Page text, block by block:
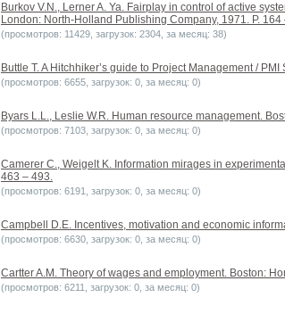
Burkov V.N., Lerner A. Ya. Fairplay in control of active
London: North-Holland Publishing Company, 1971. P. 164
(просмотров: 11429, загрузок: 2304, за месяц: 38)
Buttle T. A Hitchhiker’s guide to Project Management /
(просмотров: 6655, загрузок: 0, за месяц: 0)
Byars L.L., Leslie W.R. Human resource management.
(просмотров: 7103, загрузок: 0, за месяц: 0)
Camerer C., Weigelt K. Information mirages in
463 – 493.
(просмотров: 6191, загрузок: 0, за месяц: 0)
Campbell D.E. Incentives, motivation and economic
(просмотров: 6630, загрузок: 0, за месяц: 0)
Cartter A.M. Theory of wages and employment. Boston:
(просмотров: 6211, загрузок: 0, за месяц: 0)